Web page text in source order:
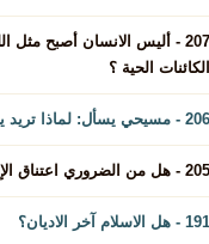
207 - أليس الانسان أصبح مثل
الكائنات الحية ؟
206 - مسيحي يسأل: لماذا تريد يا ذاكر ان تسلب السلام مني؟
205 - هل من الضروري اعتناق الإسلام لدخول الجنة؟
191 - هل الاسلام آخر الاديان؟